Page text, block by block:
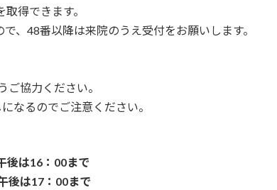
得できます。
、48番以降は来院のうえ受付をお願いします。
協力ください。
なるのでご注意ください。
後は16：00まで
後は17：00まで